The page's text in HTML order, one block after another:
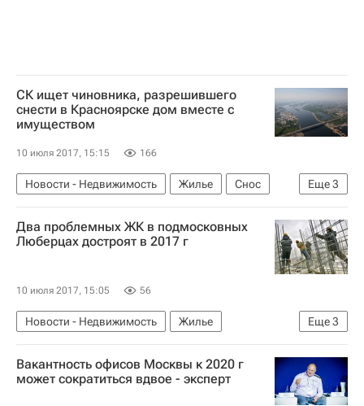
СК ищет чиновника, разрешившего
снести в Красноярске дом вместе с
имуществом
10 июля 2017, 15:15 166
Еще3
Новости - Недвижимость Жилье
Снос
Красноярск
Чиновники Россия
Два проблемных ЖК в подмосковных
Люберцах достроят в 2017 г
10 июля 2017, 15:05 56
Еще3
Новости - Недвижимость
Жилье
Строительство
Московская область (Подмосковье)
Россия
Вакантность офисов Москвы к 2020 г
может сократиться вдвое - эксперт